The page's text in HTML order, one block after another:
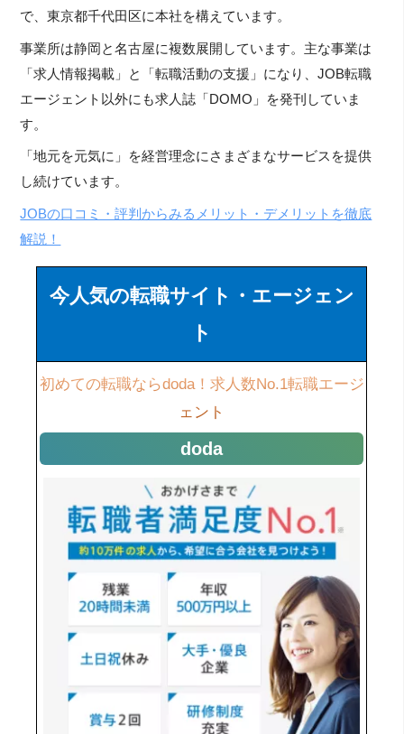
で、東京都千代田区に本社を構えています。
事業所は静岡と名古屋に複数展開しています。主な事業は
「求人情報掲載」と「転職活動の支援」になり、JOB転職
エージェント以外にも求人誌「DOMO」を発刊していま
す。
「地元を元気に」を経営理念にさまざまなサービスを提供
し続けています。
JOBの口コミ・評判からみるメリット・デメリットを徹底
解説！
今人気の転職サイト・エージェン
ト
初めての転職ならdoda！求人数No.1転職エージ
ェント
doda